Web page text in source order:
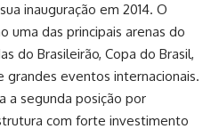
inauguração em 2014. O
uma das principais arenas do
do Brasileirão, Copa do Brasil,
eventos internacionais.
a segunda posição por
com forte investimento